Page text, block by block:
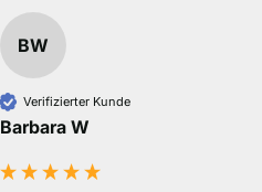
BW
Verifizierter Kunde
Barbara W